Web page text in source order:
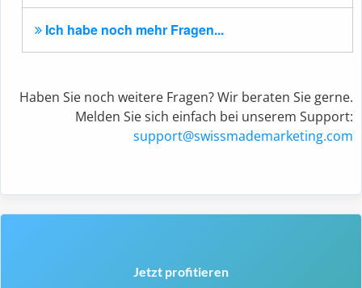
Ich habe noch mehr Fragen...
Haben Sie noch weitere Fragen? Wir beraten Sie gerne.
Melden Sie sich einfach bei unserem Support:
support@swissmademarketing.com
Jetzt profitieren